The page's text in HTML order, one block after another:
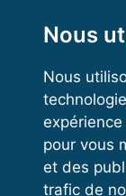
Nous
Nous
pour vous
et des
trafic de